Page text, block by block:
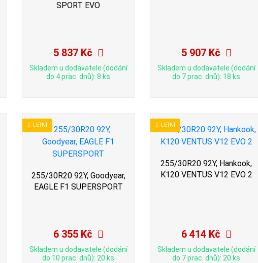
SPORT EVO
5 837 Kč
Skladem u dodavatele (dodání
do 4 prac. dnů): 8 ks
5 907 Kč
Skladem u dodavatele (dodání
do 7 prac. dnů): 18 ks
LETNÍ
255/30R20 92Y, Goodyear,
EAGLE F1 SUPERSPORT
6 355 Kč
Skladem u dodavatele (dodání
do 10 prac. dnů): 20 ks
LETNÍ
255/30R20 92Y, Hankook,
K120 VENTUS V12 EVO 2
6 414 Kč
Skladem u dodavatele (dodání
do 7 prac. dnů): 20 ks